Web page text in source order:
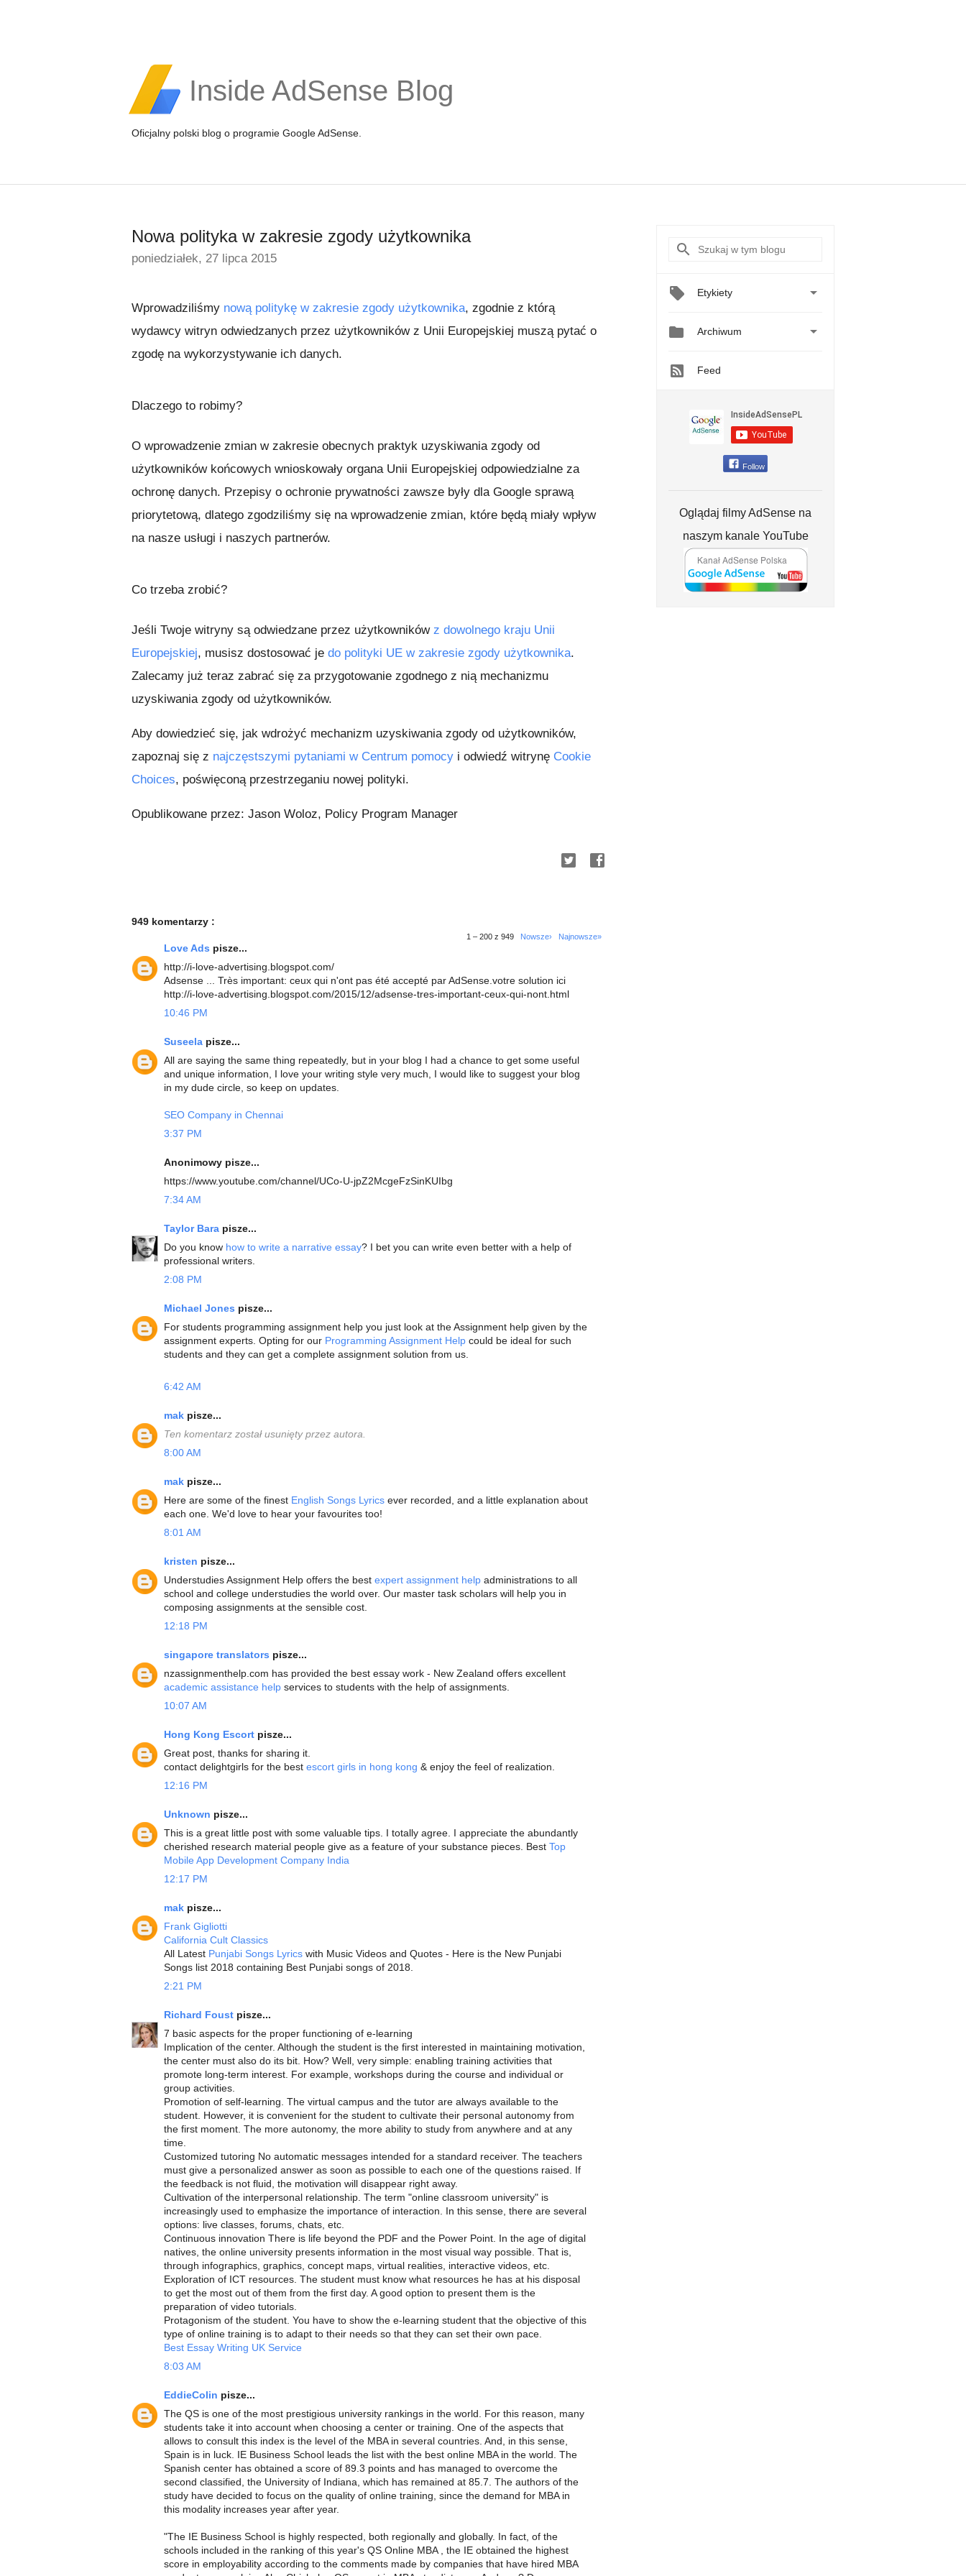
Inside AdSense Blog
Oficjalny polski blog o programie Google AdSense.
Nowa polityka w zakresie zgody użytkownika
poniedziałek, 27 lipca 2015
Wprowadziliśmy nową politykę w zakresie zgody użytkownika, zgodnie z którą
wydawcy witryn odwiedzanych przez użytkowników z Unii Europejskiej muszą pytać o
zgodę na wykorzystywanie ich danych.
Dlaczego to robimy?
O wprowadzenie zmian w zakresie obecnych praktyk uzyskiwania zgody od
użytkowników końcowych wnioskowały organa Unii Europejskiej odpowiedzialne za
ochronę danych. Przepisy o ochronie prywatności zawsze były dla Google sprawą
priorytetową, dlatego zgodziliśmy się na wprowadzenie zmian, które będą miały wpływ
na nasze usługi i naszych partnerów.
Co trzeba zrobić?
Jeśli Twoje witryny są odwiedzane przez użytkowników z dowolnego kraju Unii
Europejskiej, musisz dostosować je do polityki UE w zakresie zgody użytkownika.
Zalecamy już teraz zabrać się za przygotowanie zgodnego z nią mechanizmu
uzyskiwania zgody od użytkowników.
Aby dowiedzieć się, jak wdrożyć mechanizm uzyskiwania zgody od użytkowników,
zapoznaj się z najczęstszymi pytaniami w Centrum pomocy i odwiedź witrynę Cookie
Choices, poświęconą przestrzeganiu nowej polityki.
Opublikowane przez: Jason Woloz, Policy Program Manager
949 komentarzy :
1 – 200 z 949 Nowsze› Najnowsze»
Love Ads pisze...
http://i-love-advertising.blogspot.com/
Adsense ... Très important: ceux qui n'ont pas été accepté par AdSense.votre solution ici
http://i-love-advertising.blogspot.com/2015/12/adsense-tres-important-ceux-qui-nont.html
10:46 PM
Suseela pisze...
All are saying the same thing repeatedly, but in your blog I had a chance to get some useful
and unique information, I love your writing style very much, I would like to suggest your blog
in my dude circle, so keep on updates.
SEO Company in Chennai
3:37 PM
Anonimowy pisze...
https://www.youtube.com/channel/UCo-U-jpZ2McgeFzSinKUIbg
7:34 AM
Taylor Bara pisze...
Do you know how to write a narrative essay? I bet you can write even better with a help of
professional writers.
2:08 PM
Michael Jones pisze...
For students programming assignment help you just look at the Assignment help given by the
assignment experts. Opting for our Programming Assignment Help could be ideal for such
students and they can get a complete assignment solution from us.
6:42 AM
mak pisze...
Ten komentarz został usunięty przez autora.
8:00 AM
mak pisze...
Here are some of the finest English Songs Lyrics ever recorded, and a little explanation about
each one. We'd love to hear your favourites too!
8:01 AM
kristen pisze...
Understudies Assignment Help offers the best expert assignment help administrations to all
school and college understudies the world over. Our master task scholars will help you in
composing assignments at the sensible cost.
12:18 PM
singapore translators pisze...
nzassignmenthelp.com has provided the best essay work - New Zealand offers excellent
academic assistance help services to students with the help of assignments.
10:07 AM
Hong Kong Escort pisze...
Great post, thanks for sharing it.
contact delightgirls for the best escort girls in hong kong & enjoy the feel of realization.
12:16 PM
Unknown pisze...
This is a great little post with some valuable tips. I totally agree. I appreciate the abundantly
cherished research material people give as a feature of your substance pieces. Best Top
Mobile App Development Company India
12:17 PM
mak pisze...
Frank Gigliotti
California Cult Classics
All Latest Punjabi Songs Lyrics with Music Videos and Quotes - Here is the New Punjabi
Songs list 2018 containing Best Punjabi songs of 2018.
2:21 PM
Richard Foust pisze...
7 basic aspects for the proper functioning of e-learning
Implication of the center. Although the student is the first interested in maintaining motivation,
the center must also do its bit. How? Well, very simple: enabling training activities that
promote long-term interest. For example, workshops during the course and individual or
group activities.
Promotion of self-learning. The virtual campus and the tutor are always available to the
student. However, it is convenient for the student to cultivate their personal autonomy from
the first moment. The more autonomy, the more ability to study from anywhere and at any
time.
Customized tutoring No automatic messages intended for a standard receiver. The teachers
must give a personalized answer as soon as possible to each one of the questions raised. If
the feedback is not fluid, the motivation will disappear right away.
Cultivation of the interpersonal relationship. The term "online classroom university" is
increasingly used to emphasize the importance of interaction. In this sense, there are several
options: live classes, forums, chats, etc.
Continuous innovation There is life beyond the PDF and the Power Point. In the age of digital
natives, the online university presents information in the most visual way possible. That is,
through infographics, graphics, concept maps, virtual realities, interactive videos, etc.
Exploration of ICT resources. The student must know what resources he has at his disposal
to get the most out of them from the first day. A good option to present them is the
preparation of video tutorials.
Protagonism of the student. You have to show the e-learning student that the objective of this
type of online training is to adapt to their needs so that they can set their own pace.
Best Essay Writing UK Service
8:03 AM
EddieColin pisze...
The QS is one of the most prestigious university rankings in the world. For this reason, many
students take it into account when choosing a center or training. One of the aspects that
allows to consult this index is the level of the MBA in several countries. And, in this sense,
Spain is in luck. IE Business School leads the list with the best online MBA in the world. The
Spanish center has obtained a score of 89.3 points and has managed to overcome the
second classified, the University of Indiana, which has remained at 85.7. The authors of the
study have decided to focus on the quality of online training, since the demand for MBA in
this modality increases year after year.
"The IE Business School is highly respected, both regionally and globally. In fact, of the
schools included in the ranking of this year's QS Online MBA , the IE obtained the highest
score in employability according to the comments made by companies that have hired MBA
Etykiety 
 Archiwum 
Feed
Follow
Oglądaj filmy AdSense na
naszym kanale YouTube